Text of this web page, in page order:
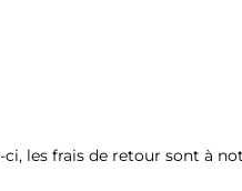
les frais de retour sont à